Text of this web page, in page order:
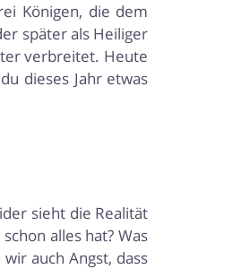
Königen, die dem
später als Heiliger
verbreitet. Heute
dieses Jahr etwas
sieht die Realität
alles hat? Was
auch Angst, dass